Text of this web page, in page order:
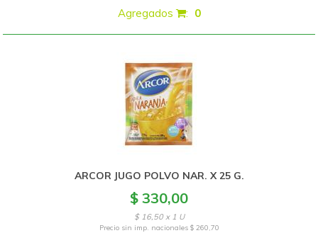
Agregados : 0
ARCOR JUGO POLVO NAR. X 25 G.
$ 330,00
$ 16,50 x 1 U
Precio sin imp. nacionales $ 260,70